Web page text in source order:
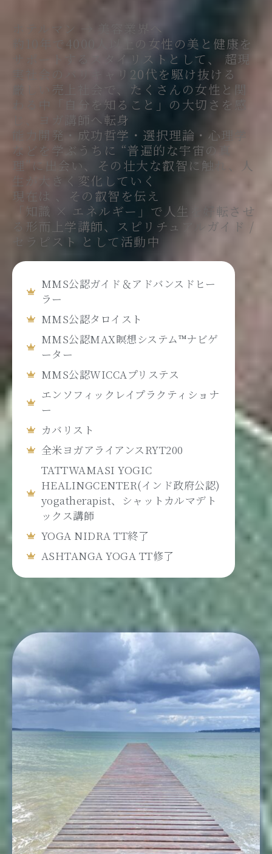
e
r
d
s
o
o
k
-
s
q
u
a
r
e
ホテルマン → 美容業界へ
約10年で4000人以上の女性の美と健康を
サポートするスタイリストとして、 超現
実社会のバリキャリ20代を駆け抜ける
厳しい売上社会で、たくさんの女性と関
わる中「自分を知ること」の大切さを感
じ、ヨガ講師へ転身
能力開発・成功哲学・選択理論・心理学
などを学ぶうちに “普遍的な宇宙の真
理”に出会い、その壮大な叡智に触れ、人
生が大きく変化していく
現在は 、その叡智を伝え
「知識 × エネルギー」で人生を好転させ
る形而上学講師、スピリチュアルガイド /
セラピスト として活動中
MMS公認ガイド＆アドバンスドヒー
ラー
MMS公認タロイスト
MMS公認MAX瞑想システム™ナビゲ
ーター
MMS公認WICCAプリステス
エンソフィックレイプラクティショナ
ー
カバリスト
全米ヨガアライアンスRYT200
TATTWAMASI YOGIC
HEALINGCENTER(インド政府公認)
yogatherapist、シャットカルマデト
ックス講師
YOGA NIDRA TT終了
ASHTANGA YOGA TT修了